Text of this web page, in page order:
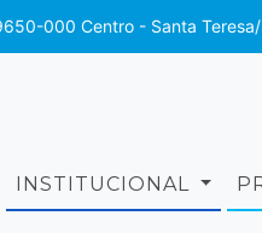
000 Centro - Santa Teresa/
INSTITUCIONAL